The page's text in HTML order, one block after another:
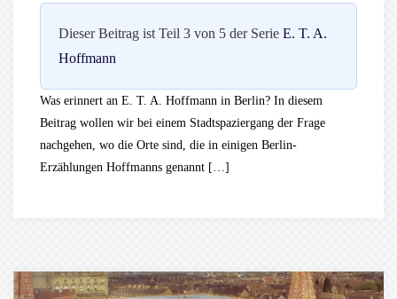
Dieser Beitrag ist Teil 3 von 5 der Serie E. T. A.
Hoffmann
Was erinnert an E. T. A. Hoffmann in Berlin? In diesem
Beitrag wollen wir bei einem Stadtspaziergang der Frage
nachgehen, wo die Orte sind, die in einigen Berlin-
Erzählungen Hoffmanns genannt […]